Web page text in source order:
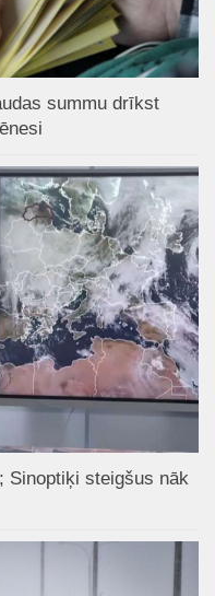
summu drīkst
Sinoptiķi steigšus nāk